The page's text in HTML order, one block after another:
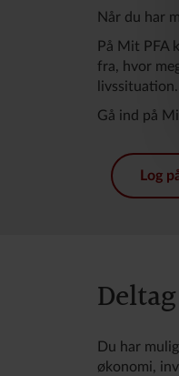
Når du har
På Mit PFA
fra, hvor
livssituation.
Gå ind på
Log
Du har
økonomi,